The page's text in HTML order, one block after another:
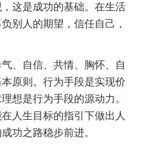
这是成功的基础。在生活
别人的期望，信任自己，
、自信、共情、胸怀、自
原则。行为手段是实现价
想是行为手段的源动力。
人生目标的指引下做出人
功之路稳步前进。